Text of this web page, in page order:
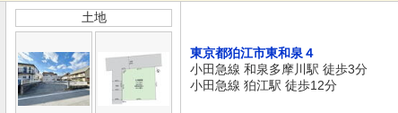
土地
東京都狛江市東和泉４
小田急線 和泉多摩川駅 徒歩3分
小田急線 狛江駅 徒歩12分